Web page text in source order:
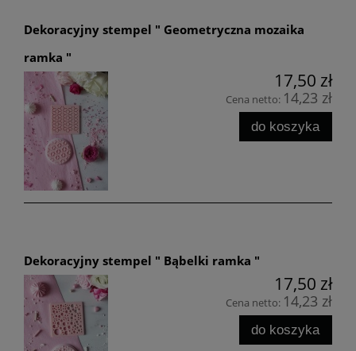
Dekoracyjny stempel " Geometryczna mozaika
ramka "
17,50 zł
Cena netto: 14,23 zł
do koszyka
Dekoracyjny stempel " Bąbelki ramka "
17,50 zł
Cena netto: 14,23 zł
do koszyka